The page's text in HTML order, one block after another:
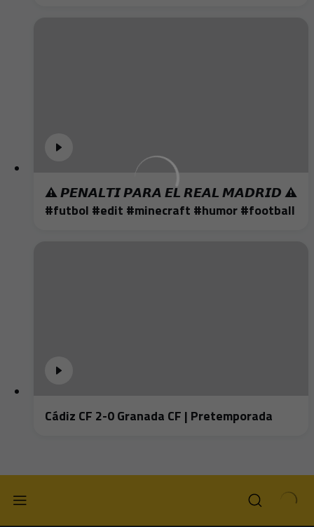
⚠️ 𝙋𝙀𝙉𝘼𝙇𝙏𝙄 𝙋𝘼𝙍𝘼 𝙀𝙇 𝙍𝙀𝘼𝙇 𝙈𝘼𝘿𝙍𝙄𝘿 ⚠️
#futbol #edit #minecraft #humor #football
Cádiz CF 2-0 Granada CF | Pretemporada